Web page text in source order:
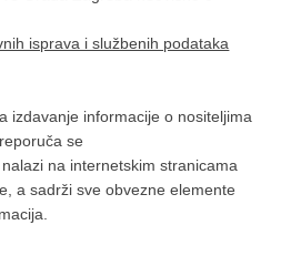
isprava i službenih podataka
izdavanje informacije o nositeljima
se
na internetskim stranicama
a sadrži sve obvezne elemente